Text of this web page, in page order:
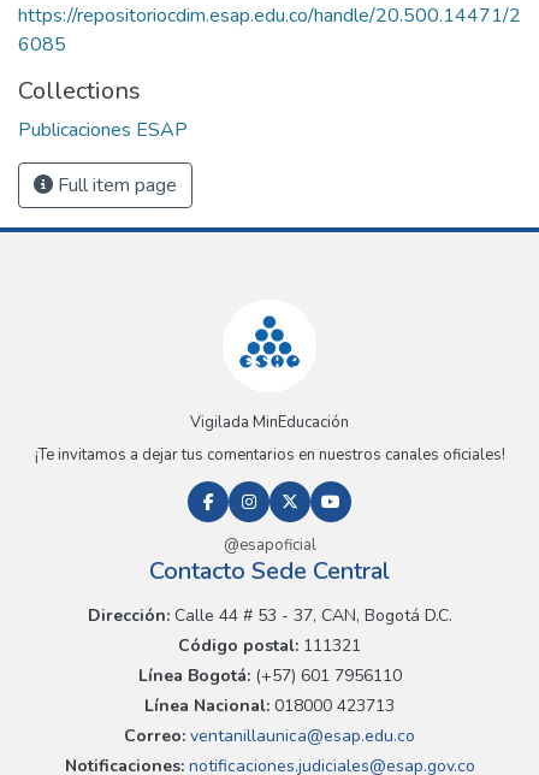
https://repositoriocdim.esap.edu.co/handle/20.500.14471/2
6085
Collections
Publicaciones ESAP
Full item page
Vigilada MinEducación
¡Te invitamos a dejar tus comentarios en nuestros canales oficiales!
@esapoficial
Contacto Sede Central
Dirección:Calle 44 # 53 - 37, CAN, Bogotá D.C.
Código postal: 111321
Línea Bogotá:(+57) 601 7956110
Línea Nacional: 018000 423713
Correo: ventanillaunica@esap.edu.co
Notificaciones:notificaciones.judiciales@esap.gov.co